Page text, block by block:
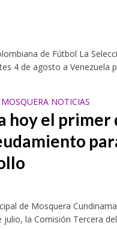
del debate el turismo
de Fútbol La
4 de agosto a Venezuela
MOSQUERA NOTICIAS
hoy el primer
de Mosquera
la Comisión Tercera